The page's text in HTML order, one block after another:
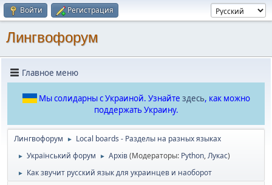
Войти Регистрация
Лингвофорум
Главное меню
Мы солидарны с Украиной. Узнайте здесь, как можно
поддержать Украину.
Лингвофорум ► Local boards - Разделы на разных языках
► Український форум ► Архів(Модераторы: Python,Лукас)
► Как звучит русский язык для украинцев и наоборот